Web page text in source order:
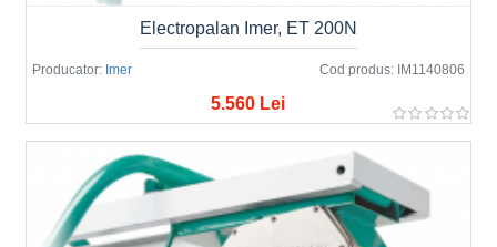
Producator: Imer Cod produs: IM1140806
Electropalan Imer, ET 200N
5.560 Lei